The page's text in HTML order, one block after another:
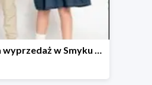
Wiosenna wyprzedaż w Smyku do -50%